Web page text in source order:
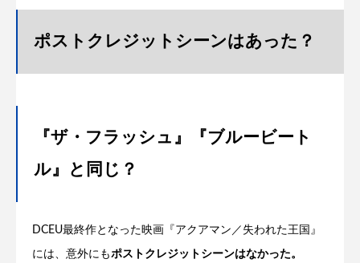
ポストクレジットシーンはあった？
『ザ・フラッシュ』『ブルービート
ル』と同じ？
DCEU最終作となった映画『アクアマン／失われた王国』
には、意外にもポストクレジットシーンはなかった。